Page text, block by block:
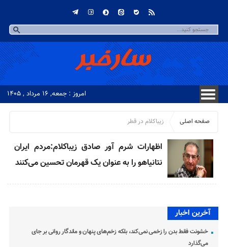
امروز : جمعه, ۱۶ مرداد , ۱۴۰۵
صفحه اصلی زیباکلام در قطر
اظهارات شرم آور صادق زیباکلام:مردم ایران
نتانیاهو را به‌ عنوان یک قهرمان تحسین می‌کنند
آخرین اخبار
خشونت فقط بدن را زخمی نمی‌کند، بلکه زخم‌های پنهان و ماندگار روانی بر جای
می‌گذارد